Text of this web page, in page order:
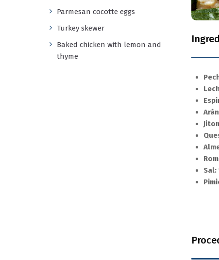
Sal:
Parmesan cocotte eggs
Turkey skewer
Baked chicken with lemon and
thyme